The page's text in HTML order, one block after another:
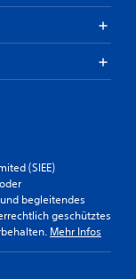
(SIEE)
begleitendes
geschütztes
Mehr Infos